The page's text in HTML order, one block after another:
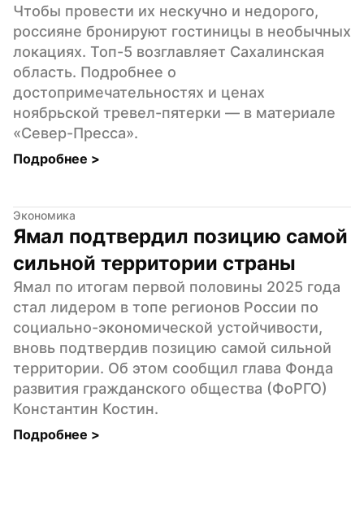
Чтобы провести их нескучно и недорого,
россияне бронируют гостиницы в необычных
локациях. Топ-5 возглавляет Сахалинская
область. Подробнее о
достопримечательностях и ценах
ноябрьской тревел-пятерки — в материале
«Север-Пресса».
Подробнее >
Экономика
Ямал подтвердил позицию самой
сильной территории страны
Ямал по итогам первой половины 2025 года
стал лидером в топе регионов России по
социально-экономической устойчивости,
вновь подтвердив позицию самой сильной
территории. Об этом сообщил глава Фонда
развития гражданского общества (ФоРГО)
Константин Костин.
Подробнее >